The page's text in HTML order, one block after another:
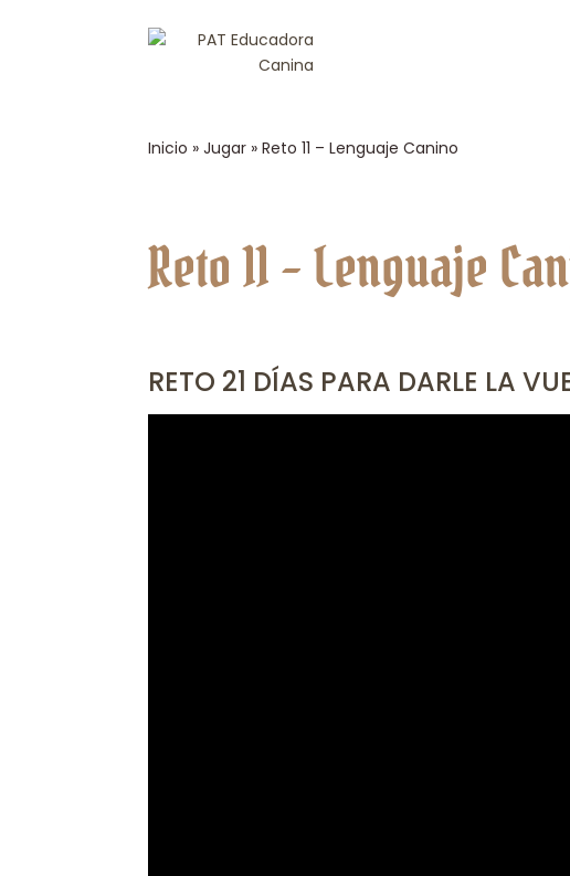
Inicio »Jugar »Reto 11 – Lenguaje Canino
Reto 11 – Lenguaje
RETO 21 DÍAS PARA DARLE LA